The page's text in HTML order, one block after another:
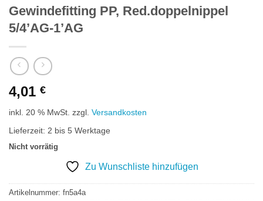
Gewindefitting PP, Red.doppelnippel
5/4’AG-1’AG
4,01 €
inkl. 20 % MwSt. zzgl. Versandkosten
Lieferzeit: 2 bis 5 Werktage
Nicht vorrätig
Zu Wunschliste hinzufügen
Artikelnummer: fn5a4a